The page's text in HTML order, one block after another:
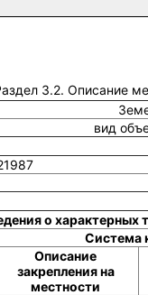
3.2. Описание
вид
о характерных
Система
Описание
закрепления на
местности